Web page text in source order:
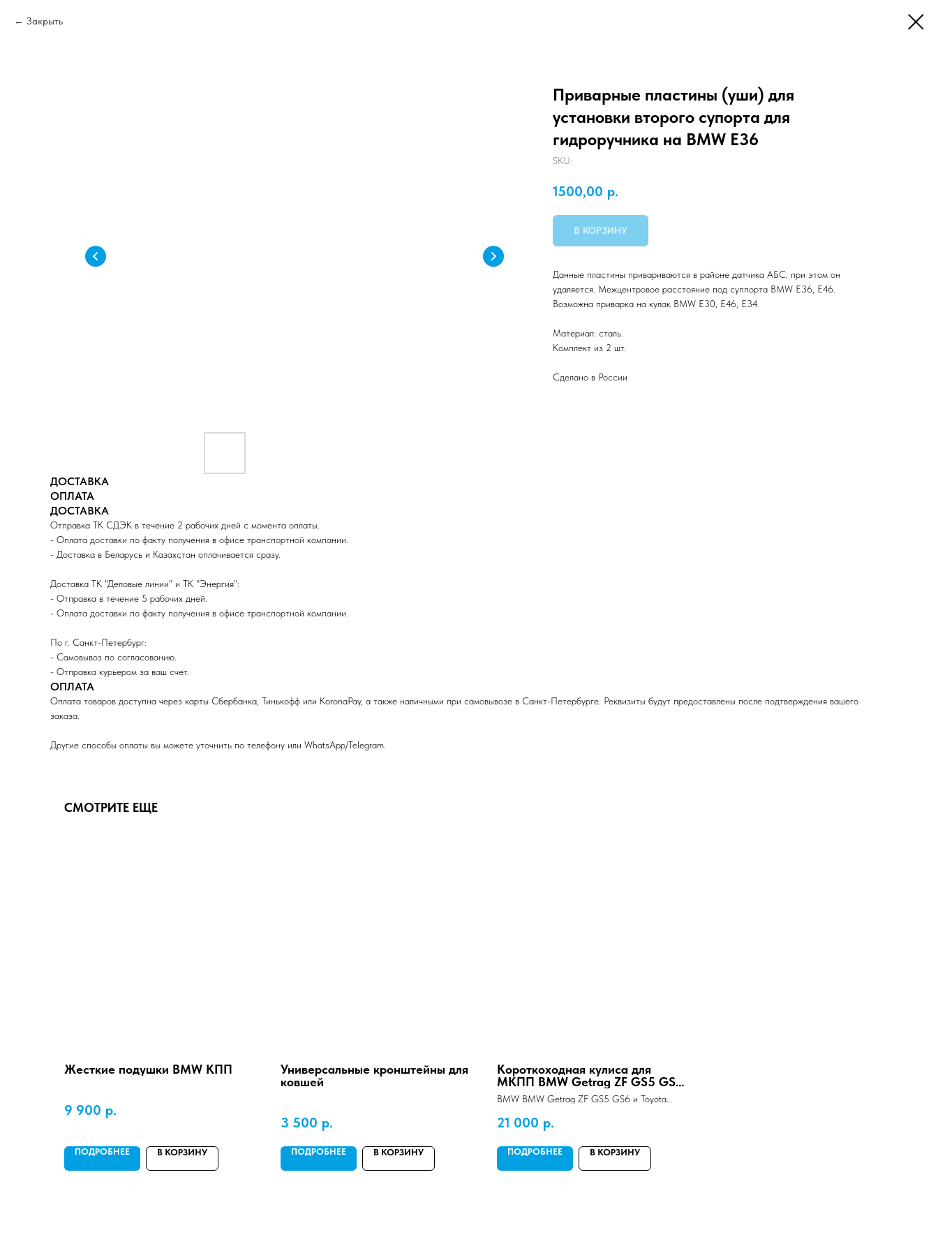
Закрыть
Приварные пластины (уши) для
установки второго супорта для
гидроручника на BMW E36
SKU:
1500,00 р.
В КОРЗИНУ
Данные пластины привариваются в районе датчика АБС, при этом он
удаляется. Межцентровое расстояние под суппорта BMW Е36, Е46.
Возможна приварка на кулак BMW Е30, Е46, Е34.
Материал: сталь.
Комплект из 2 шт.
Сделано в России
ДОСТАВКА
ОПЛАТА
ДОСТАВКА
Отправка ТК СДЭК в течение 2 рабочих дней с момента оплаты.
- Оплата доставки по факту получения в офисе транспортной компании.
- Доставка в Беларусь и Казахстан оплачивается сразу.
Доставка ТК "Деловые линии" и ТК "Энергия":
- Отправка в течение 5 рабочих дней.
- Оплата доставки по факту получения в офисе транспортной компании.
По г. Санкт-Петербург:
- Самовывоз по согласованию.
- Отправка курьером за ваш счет.
ОПЛАТА
Оплата товаров доступна через карты Сбербанка, Тинькофф или KoronaPay, а также наличными при самовывозе в Санкт-Петербурге. Реквизиты будут предоставлены после подтверждения вашего
заказа.
Другие способы оплаты вы можете уточнить по телефону или WhatsApp/Telegram.
СМОТРИТЕ ЕЩЕ
Жесткие подушки BMW КПП
9 900 р.
ПОДРОБНЕЕ В КОРЗИНУ
Универсальные кронштейны для
ковшей
3 500 р.
ПОДРОБНЕЕ В КОРЗИНУ
Короткоходная кулиса для
МКПП BMW Getrag ZF GS5 GS6
и Toyota Ra62 Ra63
BMW BMW Getrag ZF GS5 GS6 и Toyota
21 000 р.
ПОДРОБНЕЕ В КОРЗИНУ